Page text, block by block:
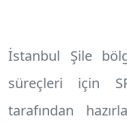
İstanbul Şile
süreçleri için
tarafından